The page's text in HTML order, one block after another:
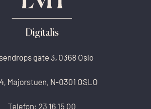
Digitalis
gate 3, 0368 Oslo
Majorstuen, N-0301 OSLO
Telefon: 23 16 15 00